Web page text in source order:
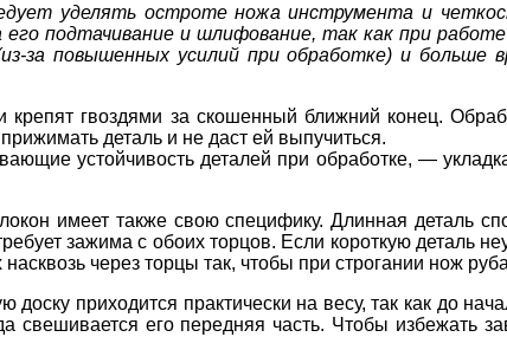
уделять остроте ножа инструмента и
подтачивание и шлифование, так как при
за повышенных усилий при обработке) и больше
крепят гвоздями за скошенный ближний конец.
деталь и не даст ей выпучиться.
устойчивость деталей при обработке, —
имеет также свою специфику. Длинная деталь
зажима с обоих торцов. Если короткую деталь
через торцы так, чтобы при строгании нож
доску приходится практически на весу, так как до
свешивается его передняя часть. Чтобы избежать